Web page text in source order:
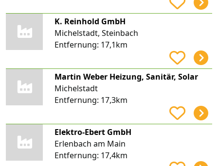
K. Reinhold GmbH
Michelstadt, Steinbach
Entfernung: 17,1km
Martin Weber Heizung, Sanitär, Solar
Michelstadt
Entfernung: 17,3km
Elektro-Ebert GmbH
Erlenbach am Main
Entfernung: 17,4km